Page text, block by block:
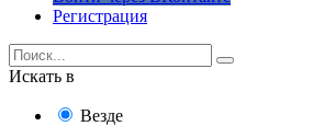
Регистрация
Искать в
Везде